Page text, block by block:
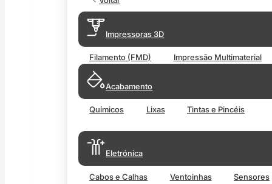
Impressoras 3D
Filamento (FMD) Impressão Multimaterial
Acabamento
Químicos Lixas Tintas e Pincéis
Eletrónica
Cabos e Calhas Ventoinhas Sensores